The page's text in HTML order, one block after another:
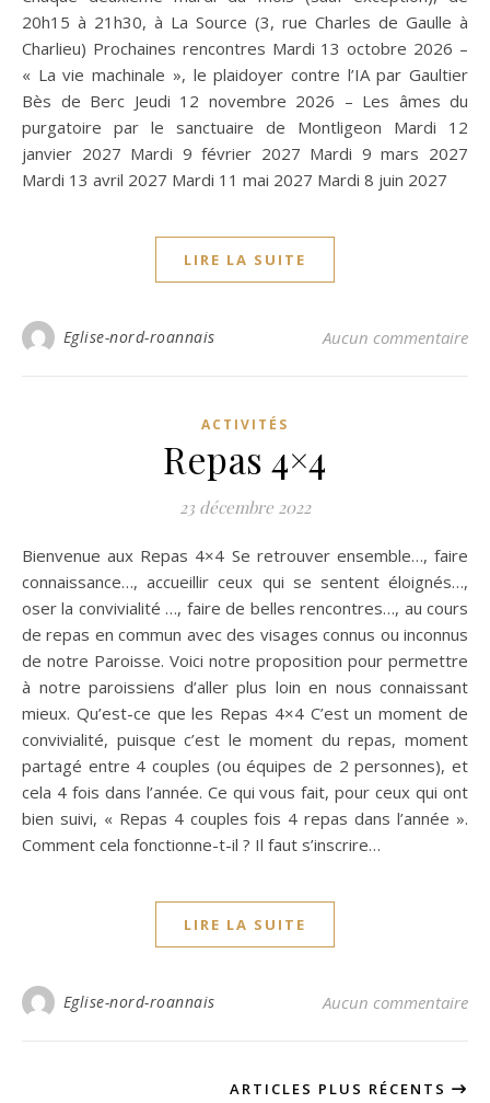
20h15 à 21h30, à La Source (3, rue Charles de Gaulle à
Charlieu) Prochaines rencontres Mardi 13 octobre 2026 –
« La vie machinale », le plaidoyer contre l’IA par Gaultier
Bès de Berc Jeudi 12 novembre 2026 – Les âmes du
purgatoire par le sanctuaire de Montligeon Mardi 12
janvier 2027 Mardi 9 février 2027 Mardi 9 mars 2027
Mardi 13 avril 2027 Mardi 11 mai 2027 Mardi 8 juin 2027
LIRE LA SUITE
Eglise-nord-roannais Aucun commentaire
ACTIVITÉS
Repas 4×4
23 décembre 2022
Bienvenue aux Repas 4×4 Se retrouver ensemble…, faire
connaissance…, accueillir ceux qui se sentent éloignés…,
oser la convivialité …, faire de belles rencontres…, au cours
de repas en commun avec des visages connus ou inconnus
de notre Paroisse. Voici notre proposition pour permettre
à notre paroissiens d’aller plus loin en nous connaissant
mieux. Qu’est-ce que les Repas 4×4 C’est un moment de
convivialité, puisque c’est le moment du repas, moment
partagé entre 4 couples (ou équipes de 2 personnes), et
cela 4 fois dans l’année. Ce qui vous fait, pour ceux qui ont
bien suivi, « Repas 4 couples fois 4 repas dans l’année ».
Comment cela fonctionne-t-il ? Il faut s’inscrire…
LIRE LA SUITE
Eglise-nord-roannais Aucun commentaire
ARTICLES PLUS RÉCENTS